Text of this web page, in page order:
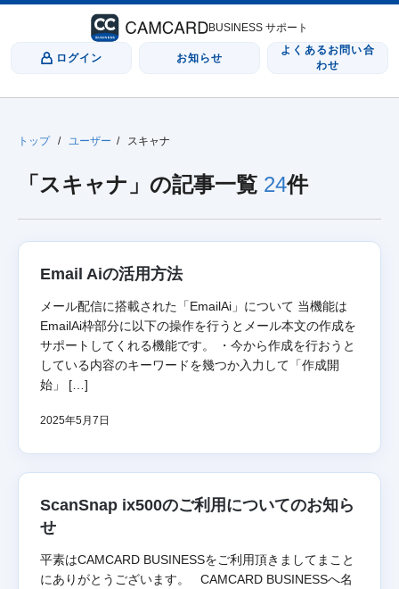
BUSINESS サポート
ログイン お知らせ
よくあるお問い合
わせ
トップ / ユーザー / スキャナ
「スキャナ」の記事一覧 24件
Email Aiの活用方法
メール配信に搭載された「EmailAi」について 当機能は
EmailAi枠部分に以下の操作を行うとメール本文の作成を
サポートしてくれる機能です。 ・今から作成を行おうと
している内容のキーワードを幾つか入力して「作成開
始」 […]
2025年5月7日
ScanSnap ix500のご利用についてのお知ら
せ
平素はCAMCARD BUSINESSをご利用頂きましてまこと
にありがとうございます。 CAMCARD BUSINESSへ名